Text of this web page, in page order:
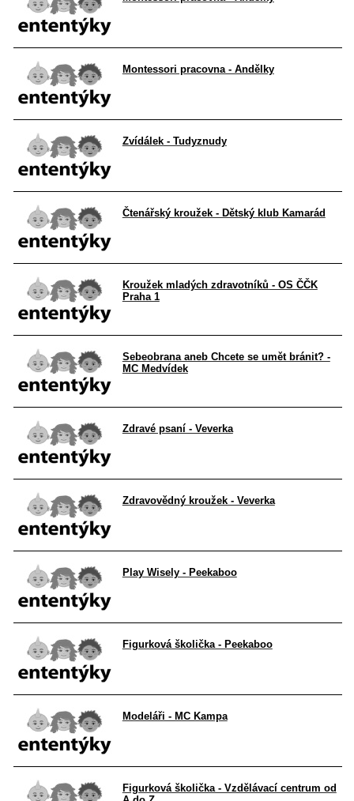
Montessori pracovna - Andělky
Zvídálek - Tudyznudy
Čtenářský kroužek - Dětský klub Kamarád
Kroužek mladých zdravotníků - OS ČČK
Praha 1
Sebeobrana aneb Chcete se umět bránit? -
MC Medvídek
Zdravé psaní - Veverka
Zdravovědný kroužek - Veverka
Play Wisely - Peekaboo
Figurková školička - Peekaboo
Modeláři - MC Kampa
Figurková školička - Vzdělávací centrum od